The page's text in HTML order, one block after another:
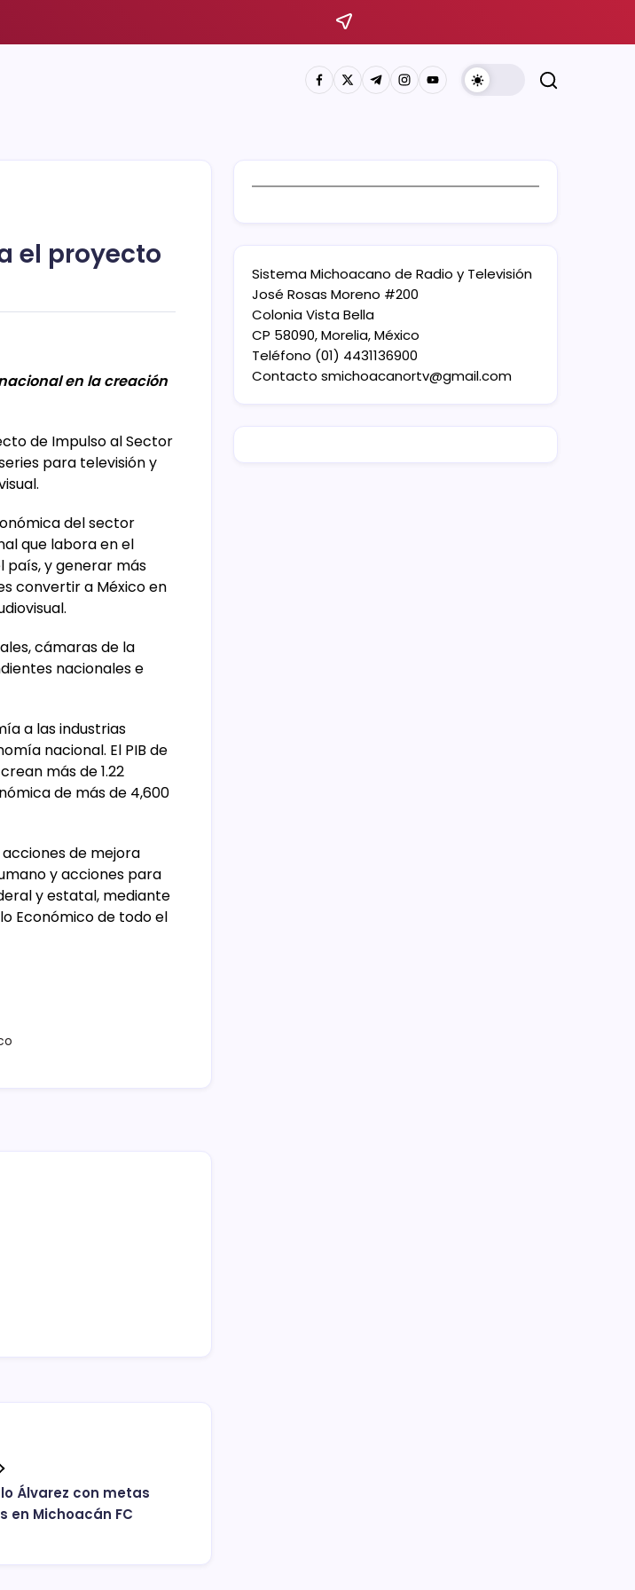
el proyecto
en la creación
de Impulso al Sector
para televisión y
del sector
que labora en el
país, y generar más
convertir a México en
cámaras de la
nacionales e
a las industrias
nacional. El PIB de
más de 1.22
de más de 4,600
de mejora
y acciones para
y estatal, mediante
Económico de todo el
Álvarez con metas
en Michoacán FC
Sistema Michoacano de Radio y Televisión
José Rosas Moreno #200
Colonia Vista Bella
CP 58090, Morelia, México
Teléfono (01) 4431136900
Contacto smichoacanortv@gmail.com